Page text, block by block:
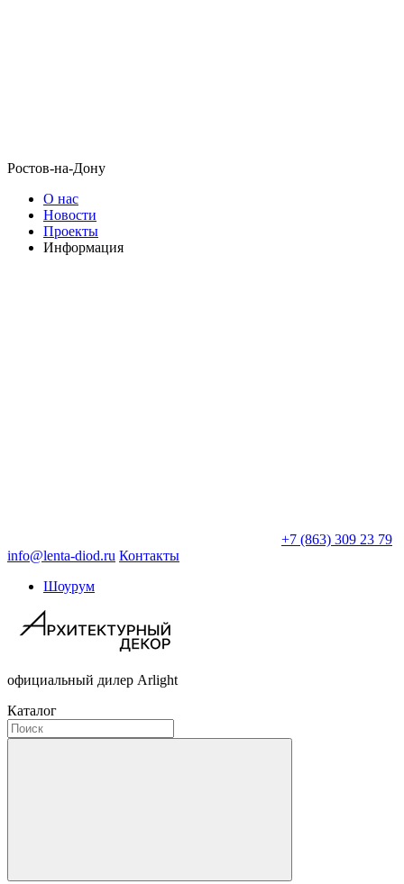
Ростов-на-Дону
О нас
Новости
Проекты
Информация
+7 (863) 309 23 79
info@lenta-diod.ru Контакты
Шоурум
официальный дилер Arlight
Каталог